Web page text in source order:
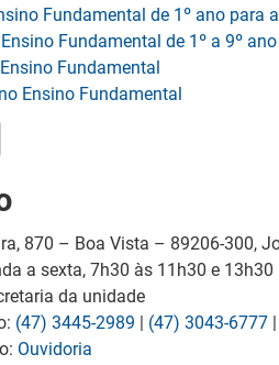
Fundamental de 1º ano para
Fundamental de 1º a 9º
Fundamental
Ensino Fundamental
870 – Boa Vista – 89206-300,
a sexta, 7h30 às 11h30 e 13h30
da unidade
(47) 3445-2989 | (47) 3043-6777 |
Ouvidoria